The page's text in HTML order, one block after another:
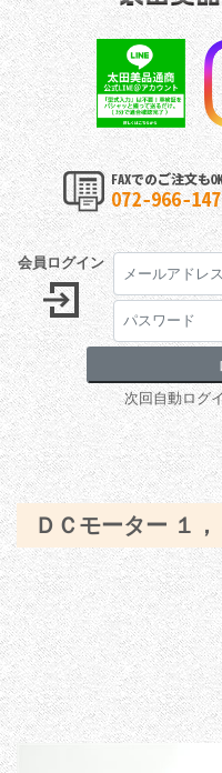
会員ログイン
次回自動ログ
ＤＣモーター １